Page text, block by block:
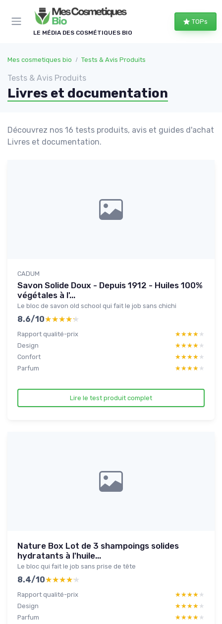
LE MÉDIA DES COSMÉTIQUES BIO
TOPs
Mes cosmetiques bio Tests & Avis Produits
Tests & Avis Produits
Livres et documentation
Découvrez nos 16 tests produits, avis et guides d'achat
Livres et documentation.
CADUM
Savon Solide Doux - Depuis 1912 - Huiles 100%
végétales à l'...
Le bloc de savon old school qui fait le job sans chichi
8.6/10★★★★★
★★★★★
Rapport qualité-prix ★★★★★
★★★★★
Design
★★★★★
★★★★★
Confort
★★★★★
★★★★★
Parfum
★★★★★
★★★★★
Lire le test produit complet
Nature Box Lot de 3 shampoings solides
hydratants à l'huile...
Le bloc qui fait le job sans prise de tête
8.4/10★★★★★
★★★★★
Rapport qualité-prix ★★★★★
★★★★★
Design
★★★★★
★★★★★
Parfum
★★★★★
★★★★★
Panneau de gestion des cookies